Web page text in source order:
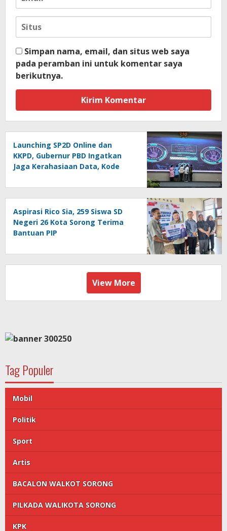
Simpan nama, email, dan situs web saya
pada peramban ini untuk komentar saya
berikutnya.
Launching SP2D Online dan
KKPD, Gubernur PBD Ingatkan
Jaga Kerahasiaan Data, Kode
Aspirasi Rico Sia, 259 Siswa SD
Negeri 26 Kota Sorong Terima
Bantuan PIP
View More
Tag Populer
Mobil
Politik
Sport
Artis
BACALON WALKOT SORONG
PILKADA WALIKOTA SORONG
KPK